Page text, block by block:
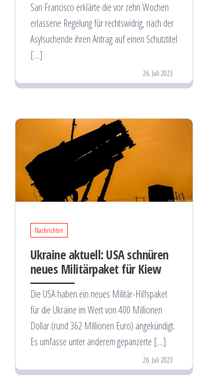
San Francisco erklärte die vor zehn Wochen
erlassene Regelung für rechtswidrig, nach der
Asylsuchende ihren Antrag auf einen Schutztitel
[…]
26. Juli 2023
Nachrichten
Ukraine aktuell: USA schnüren
neues Militärpaket für Kiew
Die USA haben ein neues Militär-Hilfspaket
für die Ukraine im Wert von 400 Millionen
Dollar (rund 362 Millionen Euro) angekündigt.
Es umfasse unter anderem gepanzerte […]
26. Juli 2023